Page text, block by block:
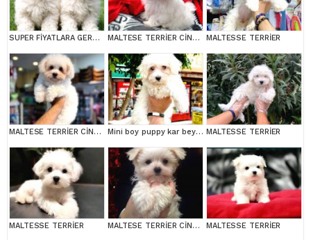
SUPER FİYATLARA GERÇEK MALTESE YAVRULAR MALTESE TERRİER CİNSİ YAVRULAR MALTESSE TERRİER
MALTESE TERRİER CİNSİ YAVRULAR Mini boy puppy kar beyaz sevimli MALTESSE TERRİER CİNSİ MALTESSE TERRİER
MALTESSE TERRİER MALTESE TERRİER CİNSİ YAVRULAR MALTESSE TERRİER